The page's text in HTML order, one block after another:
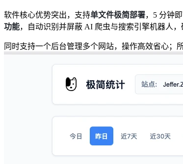
软件核心优势突出，支持单文件极简部署，5 分钟
功能，自动识别并屏蔽 AI 爬虫与搜索引擎机器人，
同时支持一个后台管理多个网站，操作高效省心；